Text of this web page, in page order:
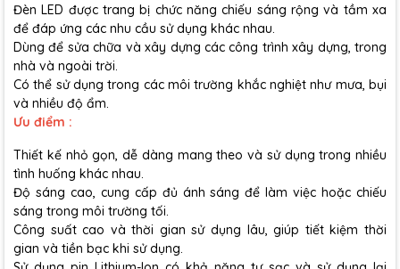
Đèn LED được trang bị chức năng chiếu sáng rộng và tầm xa
để đáp ứng các nhu cầu sử dụng khác nhau.
Dùng để sửa chữa và xây dựng các công trình xây dựng, trong
nhà và ngoài trời.
Có thể sử dụng trong các môi trường khắc nghiệt như mưa, bụi
và nhiều độ ẩm.
Ưu điểm :
Thiết kế nhỏ gọn, dễ dàng mang theo và sử dụng trong nhiều
tình huống khác nhau.
Độ sáng cao, cung cấp đủ ánh sáng để làm việc hoặc chiếu
sáng trong môi trường tối.
Công suất cao và thời gian sử dụng lâu, giúp tiết kiệm thời
gian và tiền bạc khi sử dụng.